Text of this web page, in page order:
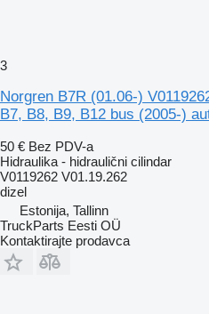
3
Norgren B7R (01.06-)
B7, B8, B9, B12 bus (2005-)
50 € Bez PDV-a
Hidraulika - hidraulični cilindar
V0119262 V01.19.262
dizel
Estonija, Tallinn
TruckParts Eesti OÜ
Kontaktirajte prodavca